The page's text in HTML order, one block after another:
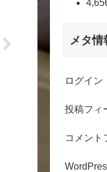
メタ情
ログイン
投稿フィ
コメント